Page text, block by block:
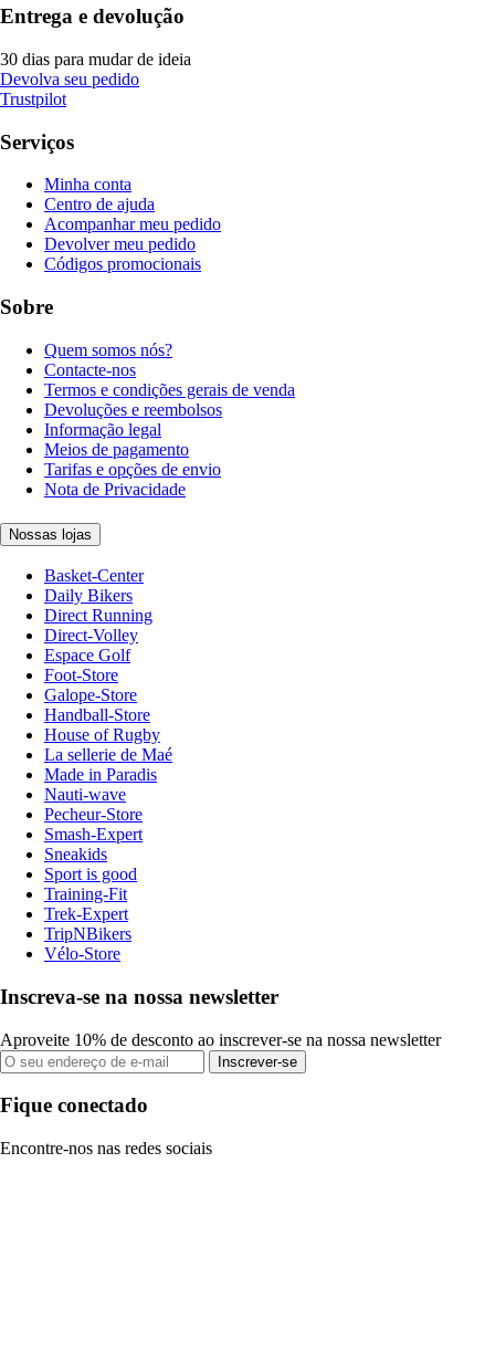
Entrega e devolução
30 dias para mudar de ideia
Devolva seu pedido
Trustpilot
Serviços
Minha conta
Centro de ajuda
Acompanhar meu pedido
Devolver meu pedido
Códigos promocionais
Sobre
Quem somos nós?
Contacte-nos
Termos e condições gerais de venda
Devoluções e reembolsos
Informação legal
Meios de pagamento
Tarifas e opções de envio
Nota de Privacidade
Nossas lojas
Basket-Center
Daily Bikers
Direct Running
Direct-Volley
Espace Golf
Foot-Store
Galope-Store
Handball-Store
House of Rugby
La sellerie de Maé
Made in Paradis
Nauti-wave
Pecheur-Store
Smash-Expert
Sneakids
Sport is good
Training-Fit
Trek-Expert
TripNBikers
Vélo-Store
Inscreva-se na nossa newsletter
Aproveite 10% de desconto ao inscrever-se na nossa newsletter
Inscrever-se
Fique conectado
Encontre-nos nas redes sociais